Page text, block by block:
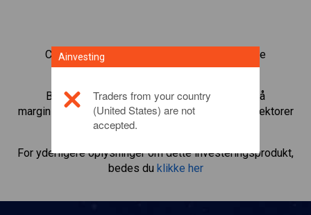
CFD-obligationshandel giver dig en bred vifte
investeringsmuligheder.
Begynd at handle medBovespaog gear små
marginindskud til at øge handelsmængden. Følg sektorer
og økonomier.
For yderligere oplysninger om dette investeringsprodukt,
bedes du klikke her
Ainvesting
Traders from your country
(United States) are not
accepted.